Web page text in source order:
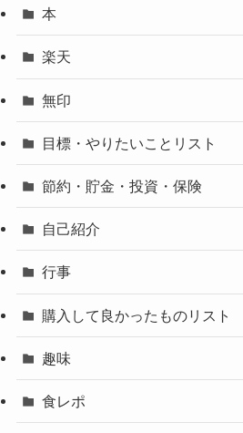
本
楽天
無印
目標・やりたいことリスト
節約・貯金・投資・保険
自己紹介
行事
購入して良かったものリスト
趣味
食レポ